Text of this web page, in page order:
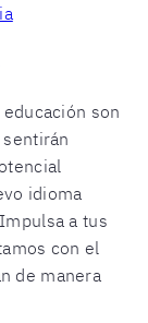
son
idioma
a tus
con el
de manera